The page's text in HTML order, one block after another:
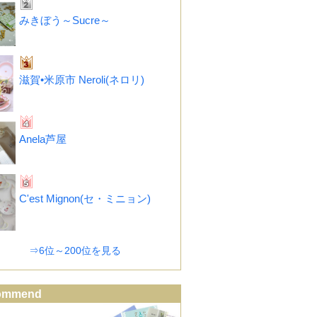
みきぼう～Sucre～
滋賀•米原市 Neroli(ネロリ)
Anela芦屋
C'est Mignon(セ・ミニョン)
⇒6位～200位を見る